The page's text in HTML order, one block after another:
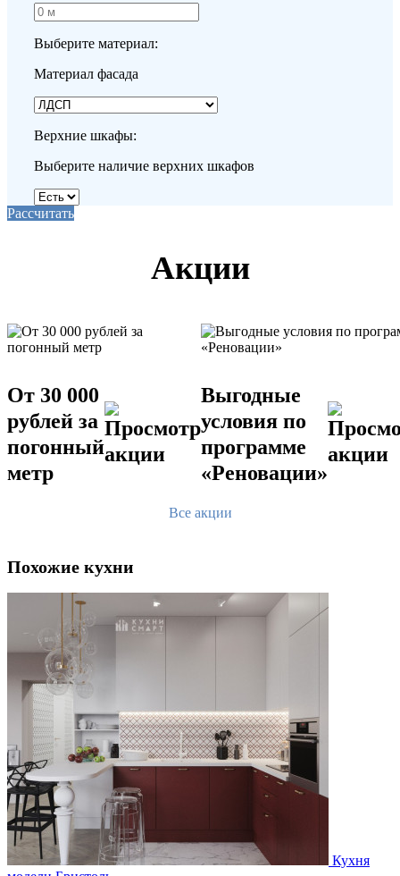
Выберите материал:
Материал фасада
Верхние шкафы:
Выберите наличие верхних шкафов
Рассчитать
Акции
От 30 000
рублей за
погонный
метр
Выгодные
условия по
программе
«Реновации»
Все акции
Похожие кухни
Кухня